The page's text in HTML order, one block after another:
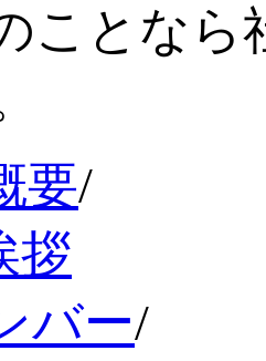
ことなら
要/
拶
バー/